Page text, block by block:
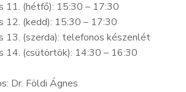
11. (hétfő): 15:30 – 17:30
12. (kedd): 15:30 – 17:30
13. (szerda): telefonos készenlét
14. (csütörtök): 14:30 – 16:30
Dr. Földi Ágnes